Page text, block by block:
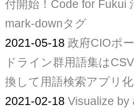
付開始！Code for Fukui
mark-downタグ
2021-05-18 政府CIOポ
ドライン群用語集は
換して用語検索アプリ
2021-02-18 Visualize by